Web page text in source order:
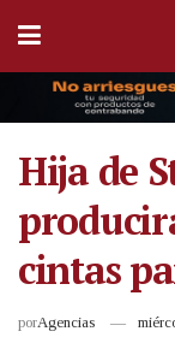
Hija de
cintas
porAgencias